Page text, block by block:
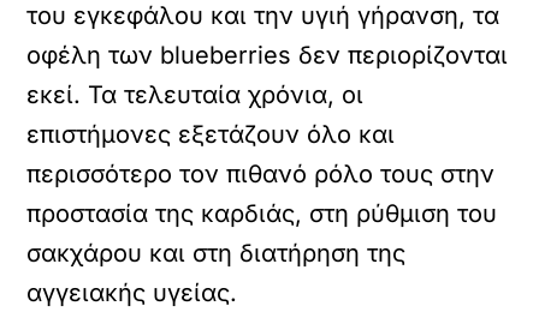
του εγκεφάλου και την υγιή γήρανση, τα
οφέλη των blueberries δεν περιορίζονται
εκεί. Τα τελευταία χρόνια, οι
επιστήμονες εξετάζουν όλο και
περισσότερο τον πιθανό ρόλο τους στην
προστασία της καρδιάς, στη ρύθμιση του
σακχάρου και στη διατήρηση της
αγγειακής υγείας.